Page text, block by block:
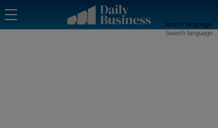
Search language